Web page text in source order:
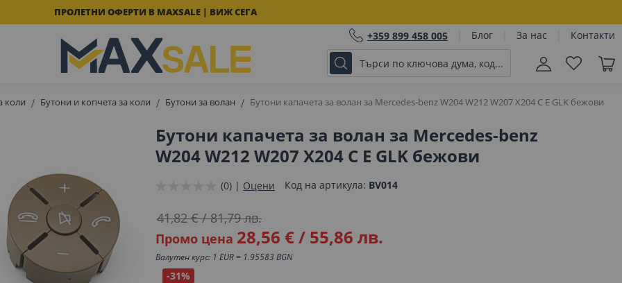
ПРОЛЕТНИ ОФЕРТИ В MAXSALE | ВИЖ СЕГА
+359 899 458 005 Блог За нас Контакти
коли Бутони и копчета за коли Бутони за волан Бутони капачета за волан за Mercedes-benz W204 W212 W207 X204 C E GLK бежови
Бутони капачета за волан за Mercedes-benz
W204 W212 W207 X204 C E GLK бежови
(0) | Оцени Код на артикула BV014
Промо цена 28,56 €/ 55,86 лв.
41,82 €/81,79 лв.
Валутен курс: 1 EUR = 1.95583 BGN
-31%